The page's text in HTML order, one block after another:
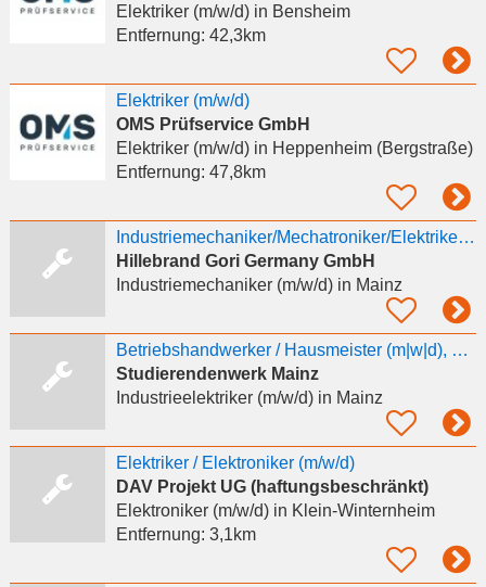
Elektriker (m/w/d)in Bensheim
Entfernung: 42,3km
Elektriker (m/w/d)
OMS Prüfservice GmbH
Elektriker (m/w/d)in Heppenheim (Bergstraße)
Entfernung: 47,8km
Industriemechaniker/Mechatroniker/Elektriker (m/w/d)
Hillebrand Gori Germany GmbH
Industriemechaniker (m/w/d)in Mainz
Betriebshandwerker / Hausmeister (m|w|d), Vollzeit, unbefristet
Studierendenwerk Mainz
Industrieelektriker (m/w/d)in Mainz
Elektriker / Elektroniker (m/w/d)
DAV Projekt UG (haftungsbeschränkt)
Elektroniker (m/w/d)in Klein-Winternheim
Entfernung: 3,1km